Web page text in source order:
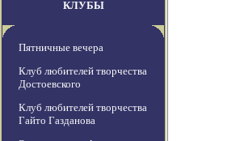
КЛУБЫ
Пятничные вечера
Клуб любителей творчества
Достоевского
Клуб любителей творчества
Гайто Газданова